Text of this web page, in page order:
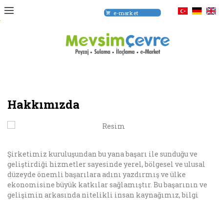
Hakkımızda
Şirketimiz kuruluşundan bu yana başarı ile sunduğu ve
geliştirdiği hizmetler sayesinde yerel, bölgesel ve ulusal
düzeyde önemli başarılara adını yazdırmış ve ülke
ekonomisine büyük katkılar sağlamıştır. Bu başarının ve
gelişimin arkasında nitelikli insan kaynağımız, bilgi
e-market